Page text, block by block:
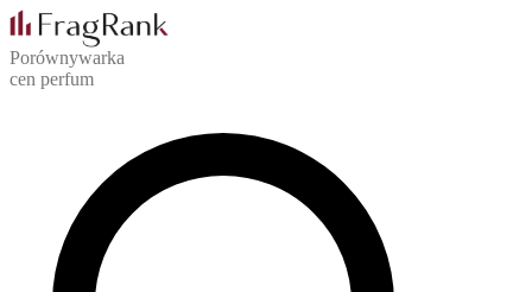
Porównywarka
cen perfum